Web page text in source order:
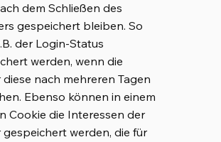
dem Schließen des
gespeichert bleiben. So
der Login-Status
werden, wenn die
nach mehreren Tagen
Ebenso können in einem
Cookie die Interessen der
gespeichert werden, die für